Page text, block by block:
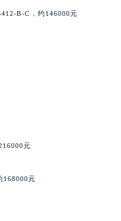
B-C，约146000元
元
168000元